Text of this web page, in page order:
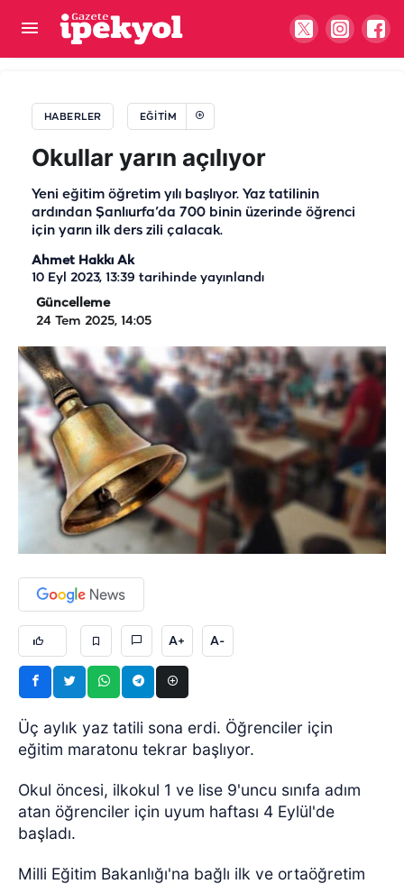
HABERLER EĞITIM
Okullar yarın açılıyor
Yeni eğitim öğretim yılı başlıyor. Yaz tatilinin
ardından Şanlıurfa’da 700 binin üzerinde öğrenci
için yarın ilk ders zili çalacak.
Ahmet Hakkı Ak
10 Eyl 2023, 13:39 tarihinde yayınlandı
Güncelleme
24 Tem 2025, 14:05
A+ A-
Üç aylık yaz tatili sona erdi. Öğrenciler için
eğitim maratonu tekrar başlıyor.
Okul öncesi, ilkokul 1 ve lise 9'uncu sınıfa adım
atan öğrenciler için uyum haftası 4 Eylül'de
başladı.
Milli Eğitim Bakanlığı'na bağlı ilk ve ortaöğretim
Şanlıurfa'daki okullarda yeni dönem! Öğrenci